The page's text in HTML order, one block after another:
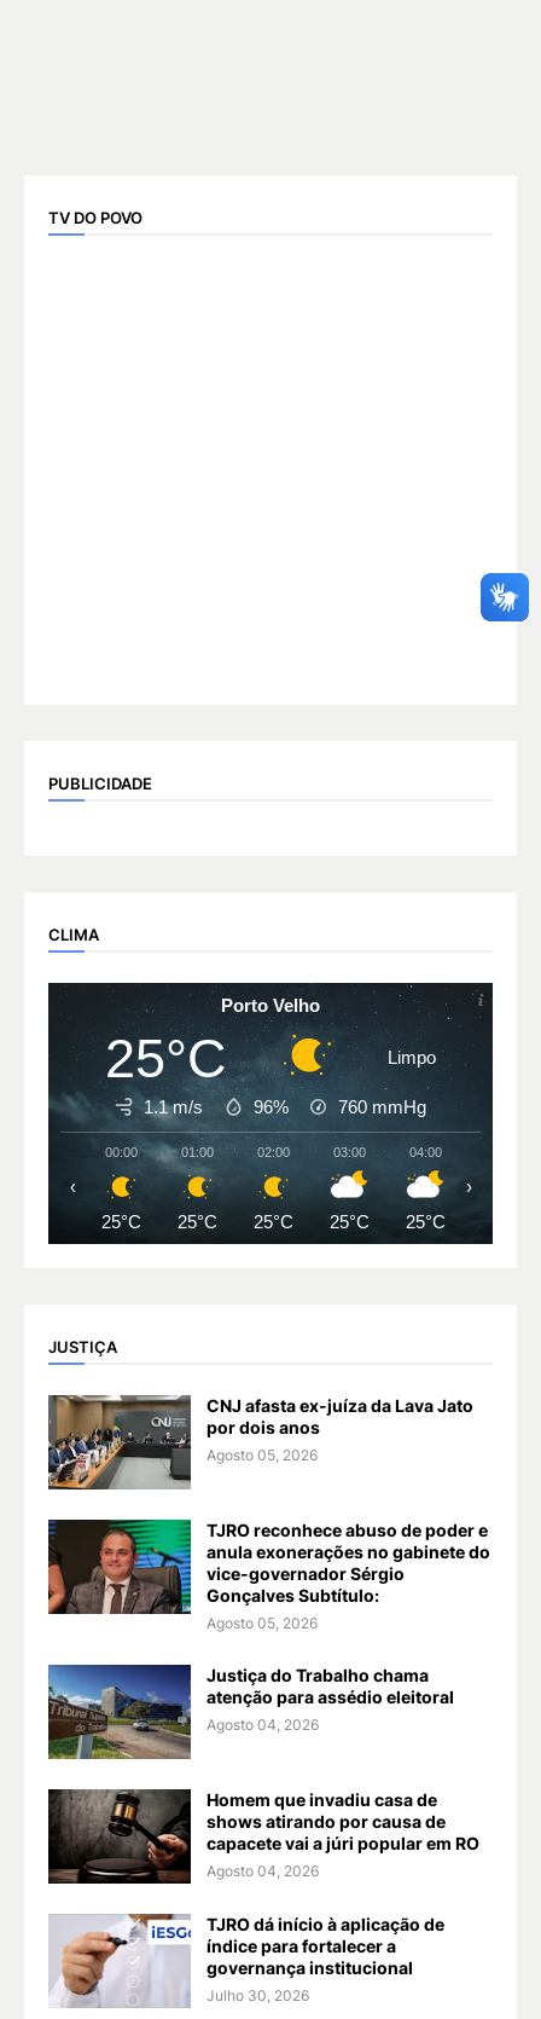
TV DO POVO
PUBLICIDADE
CLIMA
Porto Velho
25°C Limpo
1.1 m/s 96% 760 mmHg
00:00
25°C
01:00
25°C
02:00
25°C
03:00
25°C
04:00
25°C
‹ ›
JUSTIÇA
CNJ afasta ex-juíza da Lava Jato
por dois anos
Agosto 05, 2026
TJRO reconhece abuso de poder e
anula exonerações no gabinete do
vice-governador Sérgio
Gonçalves Subtítulo:
Agosto 05, 2026
Justiça do Trabalho chama
atenção para assédio eleitoral
Agosto 04, 2026
Homem que invadiu casa de
shows atirando por causa de
capacete vai a júri popular em RO
Agosto 04, 2026
TJRO dá início à aplicação de
índice para fortalecer a
governança institucional
Julho 30, 2026